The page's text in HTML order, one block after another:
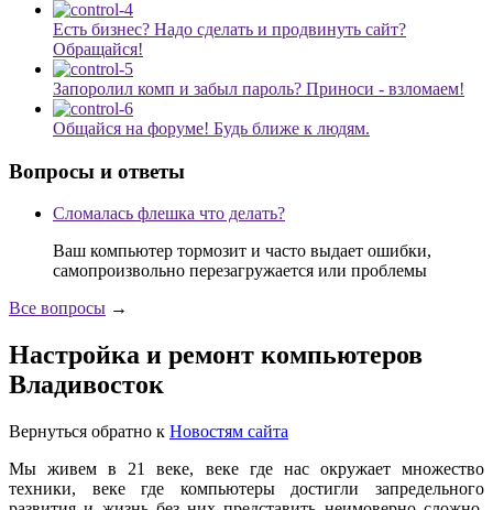
Есть бизнес? Надо сделать и продвинуть сайт?
Обращайся!
Запоролил комп и забыл пароль? Приноси - взломаем!
Общайся на форуме! Будь ближе к людям.
Вопросы и ответы
Сломалась флешка что делать?
Ваш компьютер тормозит и часто выдает ошибки,
самопроизвольно перезагружается или проблемы
Все вопросы →
Настройка и ремонт компьютеров
Владивосток
Вернуться обратно к Новостям сайта
Мы живем в 21 веке, веке где нас окружает множество
техники, веке где компьютеры достигли запредельного